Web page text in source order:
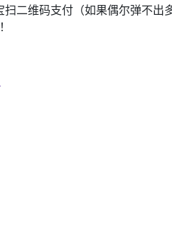
扫二维码支付（如果偶尔弹不